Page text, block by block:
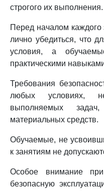
строгого их выполнения.
Перед началом каждого
лично убедиться, что
условия, а
практическими
Требования
любых условиях,
выполняемых
материальных средств.
Обучаемые, не
к занятиям не
Особое внимание
безопасную